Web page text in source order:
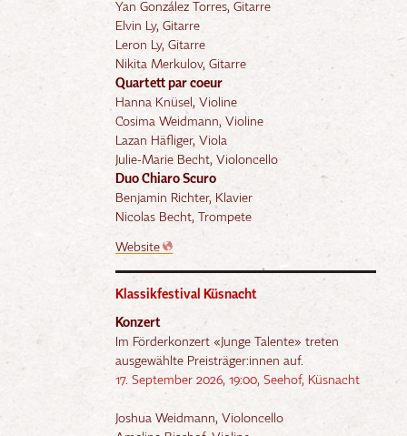
Yan González Torres, Gitarre
Elvin Ly, Gitarre
Leron Ly, Gitarre
Nikita Merkulov, Gitarre
Quartett par coeur
Hanna Knüsel, Violine
Cosima Weidmann, Violine
Lazan Häfliger, Viola
Julie-Marie Becht, Violoncello
Duo Chiaro Scuro
Benjamin Richter, Klavier
Nicolas Becht, Trompete
Website
Klassikfestival Küsnacht
Konzert
Im Förderkonzert «Junge Talente» treten
ausgewählte Preisträger:innen auf.
17. September 2026, 19:00, Seehof, Küsnacht
Joshua Weidmann, Violoncello